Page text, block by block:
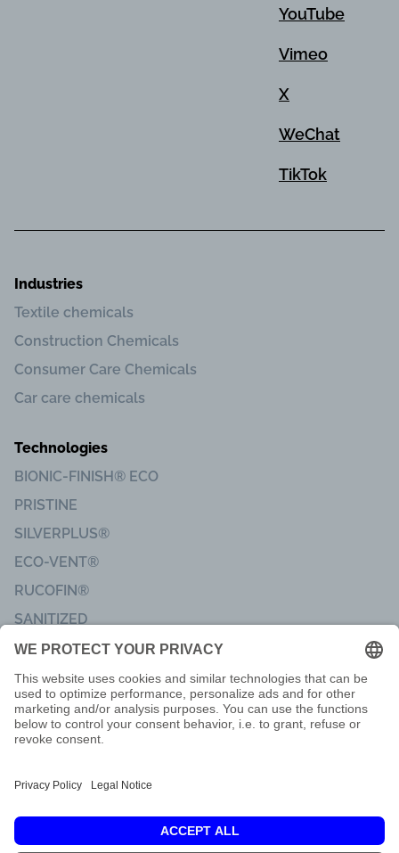
YouTube
Vimeo
X
WeChat
TikTok
Industries
Textile chemicals
Construction Chemicals
Consumer Care Chemicals
Car care chemicals
Technologies
BIONIC-FINISH® ECO
PRISTINE
SILVERPLUS®
ECO-VENT®
RUCOFIN®
SANITIZED
Imprint
Code of Conduct
Terms of delivery